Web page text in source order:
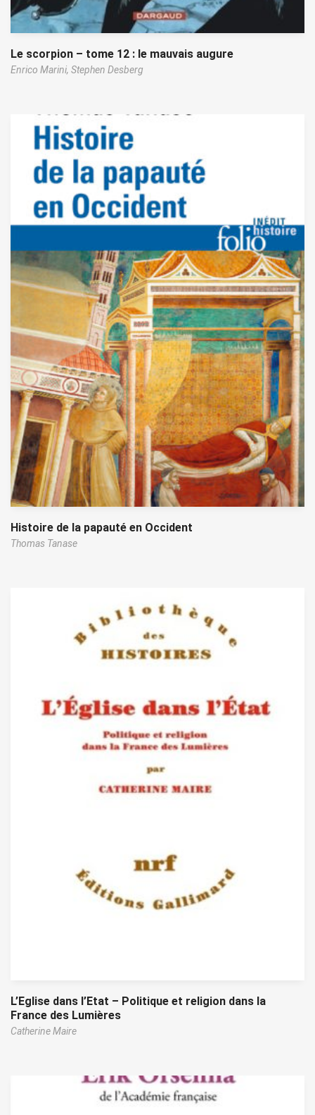
Le scorpion – tome 12 : le mauvais augure
Enrico Marini, Stephen Desberg
Histoire de la papauté en Occident
Thomas Tanase
L’Eglise dans l’Etat – Politique et religion dans la
France des Lumières
Catherine Maire